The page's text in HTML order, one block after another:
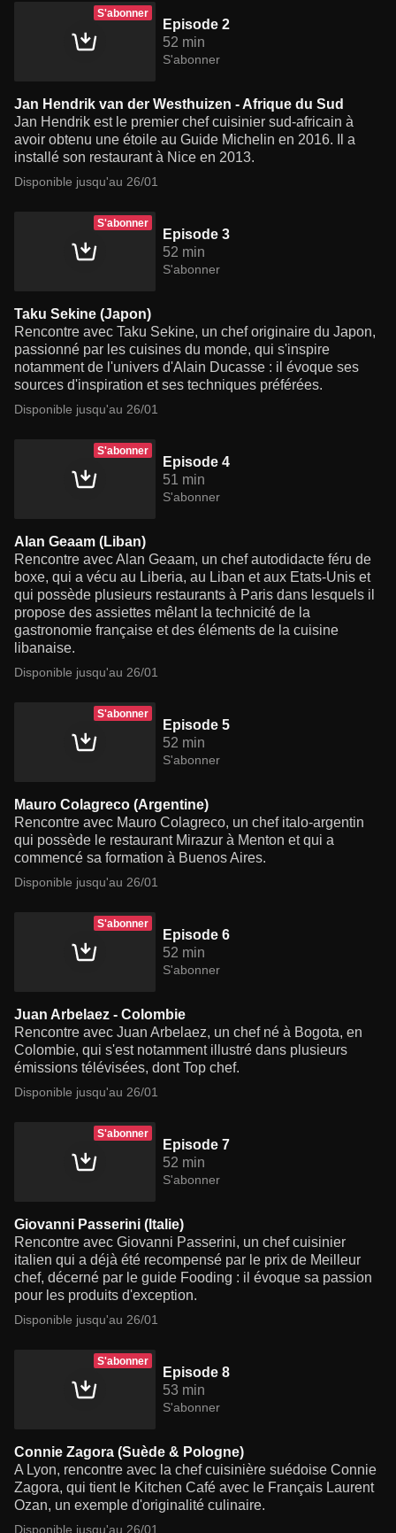
S'abonner
Episode 2
52 min
S'abonner
Jan Hendrik van der Westhuizen - Afrique du Sud
Jan Hendrik est le premier chef cuisinier sud-africain à
avoir obtenu une étoile au Guide Michelin en 2016. Il a
installé son restaurant à Nice en 2013.
Disponible jusqu'au 26/01
S'abonner
Episode 3
52 min
S'abonner
Taku Sekine (Japon)
Rencontre avec Taku Sekine, un chef originaire du Japon,
passionné par les cuisines du monde, qui s'inspire
notamment de l'univers d'Alain Ducasse : il évoque ses
sources d'inspiration et ses techniques préférées.
Disponible jusqu'au 26/01
S'abonner
Episode 4
51 min
S'abonner
Alan Geaam (Liban)
Rencontre avec Alan Geaam, un chef autodidacte féru de
boxe, qui a vécu au Liberia, au Liban et aux Etats-Unis et
qui possède plusieurs restaurants à Paris dans lesquels il
propose des assiettes mêlant la technicité de la
gastronomie française et des éléments de la cuisine
libanaise.
Disponible jusqu'au 26/01
S'abonner
Episode 5
52 min
S'abonner
Mauro Colagreco (Argentine)
Rencontre avec Mauro Colagreco, un chef italo-argentin
qui possède le restaurant Mirazur à Menton et qui a
commencé sa formation à Buenos Aires.
Disponible jusqu'au 26/01
S'abonner
Episode 6
52 min
S'abonner
Juan Arbelaez - Colombie
Rencontre avec Juan Arbelaez, un chef né à Bogota, en
Colombie, qui s'est notamment illustré dans plusieurs
émissions télévisées, dont Top chef.
Disponible jusqu'au 26/01
S'abonner
Episode 7
52 min
S'abonner
Giovanni Passerini (Italie)
Rencontre avec Giovanni Passerini, un chef cuisinier
italien qui a déjà été recompensé par le prix de Meilleur
chef, décerné par le guide Fooding : il évoque sa passion
pour les produits d'exception.
Disponible jusqu'au 26/01
S'abonner
Episode 8
53 min
S'abonner
Connie Zagora (Suède & Pologne)
A Lyon, rencontre avec la chef cuisinière suédoise Connie
Zagora, qui tient le Kitchen Café avec le Français Laurent
Ozan, un exemple d'originalité culinaire.
Disponible jusqu'au 26/01